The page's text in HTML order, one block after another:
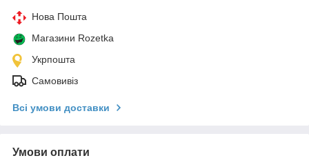
Нова Пошта
Магазини Rozetka
Укрпошта
Самовивіз
Всі умови доставки
Умови оплати